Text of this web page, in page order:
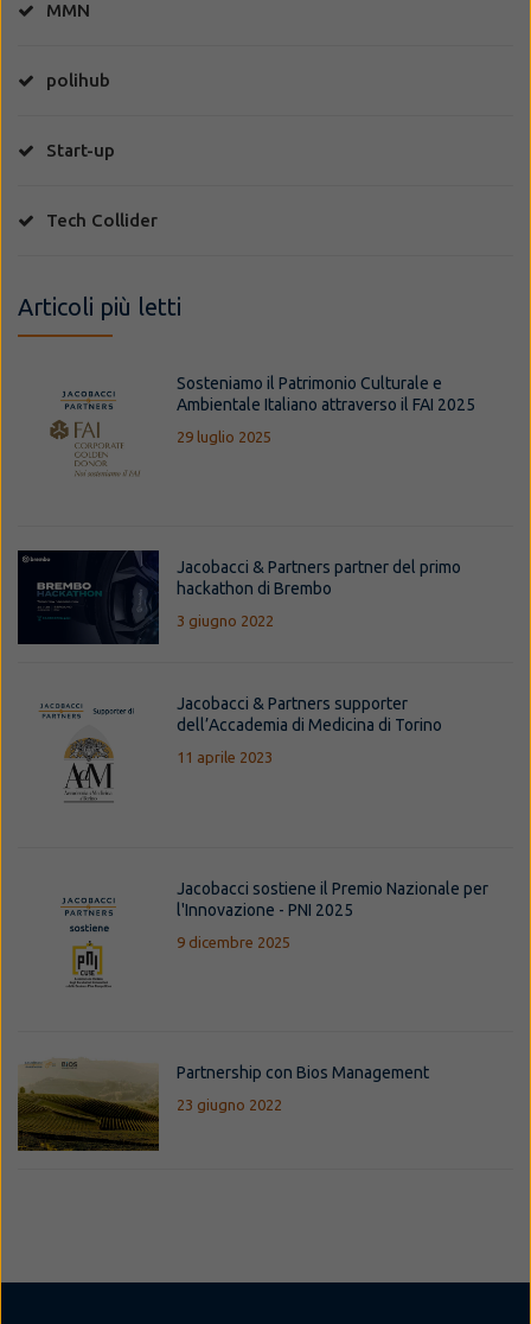
MMN
polihub
Start-up
Tech Collider
Articoli più letti
Sosteniamo il Patrimonio Culturale e
Ambientale Italiano attraverso il FAI 2025
29 luglio 2025
Jacobacci & Partners partner del primo
hackathon di Brembo
3 giugno 2022
Jacobacci & Partners supporter
dell’Accademia di Medicina di Torino
11 aprile 2023
Jacobacci sostiene il Premio Nazionale per
l'Innovazione - PNI 2025
9 dicembre 2025
Partnership con Bios Management
23 giugno 2022